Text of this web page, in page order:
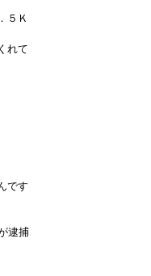
５Ｋ
れて
です
逮捕